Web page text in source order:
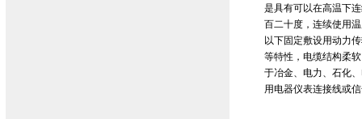
是具有可以在高温下
百二十度，连续使用
以下固定敷设用动力
等特性，电缆结构柔
于冶金、电力、石化
用电器仪表连接线或